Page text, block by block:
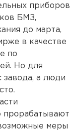
приборов
БМЗ,
до марта,
в качестве
по
Но для
завода, а люди
прорабатывают
меры